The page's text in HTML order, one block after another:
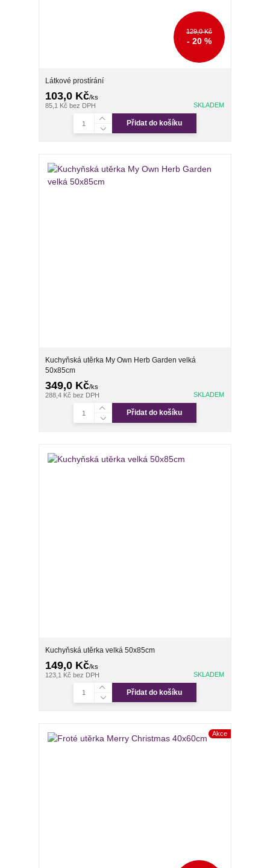
129,0 Kč
- 20 %
Látkové prostírání
103,0 Kč/ks
85,1 Kčbez DPH SKLADEM
Přidat do košíku
Kuchyňská utěrka My Own Herb Garden velká
50x85cm
349,0 Kč/ks
288,4 Kč bez DPH SKLADEM
Přidat do košíku
Kuchyňská utěrka velká 50x85cm
149,0 Kč/ks
123,1 Kčbez DPH SKLADEM
Přidat do košíku
Akce